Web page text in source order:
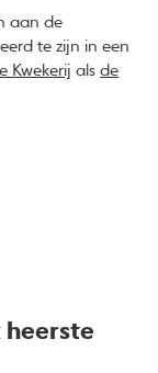
aan de
te zijn in een
Kwekerij alsde
heerste